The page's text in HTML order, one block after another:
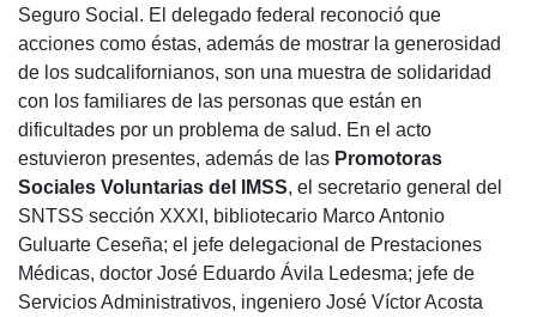
Seguro Social. El delegado federal reconoció que
acciones como éstas, además de mostrar la generosidad
de los sudcalifornianos, son una muestra de solidaridad
con los familiares de las personas que están en
dificultades por un problema de salud. En el acto
estuvieron presentes, además de las Promotoras
Sociales Voluntarias del IMSS, el secretario general del
SNTSS sección XXXI, bibliotecario Marco Antonio
Guluarte Ceseña; el jefe delegacional de Prestaciones
Médicas, doctor José Eduardo Ávila Ledesma; jefe de
Servicios Administrativos, ingeniero José Víctor Acosta